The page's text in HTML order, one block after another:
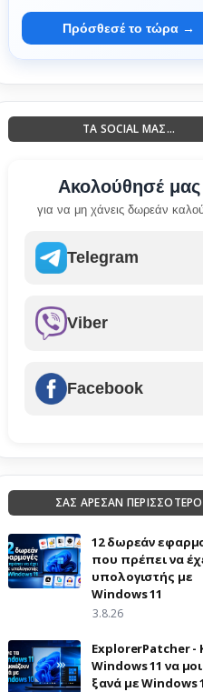
Πρόσθεσέ το τώρα →
ΤΑ SOCIAL ΜΑΣ...
Ακολούθησέ μας
για να μη χάνεις δωρεάν
Telegram
Viber
Facebook
ΣΑΣ ΑΡΕΣΑΝ ΠΕΡΙΣΣΟΤΕΡΟ
12 δωρεάν
που πρέπει να
υπολογιστής με
Windows 11
3.8.26
ExplorerPatcher -
Windows 11 να
ξανά με Windows